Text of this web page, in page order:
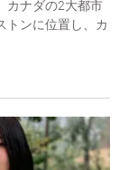
カナダの2大都市
トンに位置し、カ